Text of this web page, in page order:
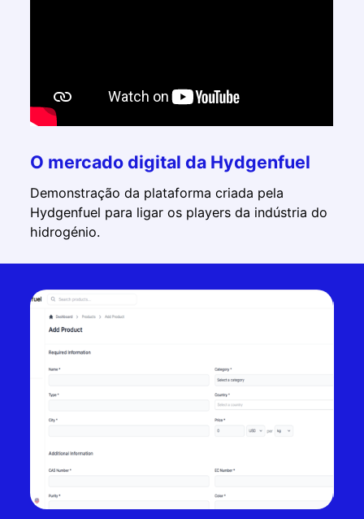
O mercado digital da Hydgenfuel
Demonstração da plataforma criada pela
Hydgenfuel para ligar os players da indústria do
hidrogénio.